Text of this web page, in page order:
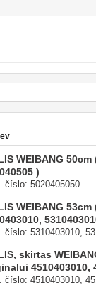
WEIBANG
)
číslo: 5020405050
WEIBANG
číslo: 5310403010,
skirtas
4510403010,
číslo: 4510403010,